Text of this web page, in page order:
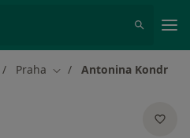
Praha Změna města
Antonina Kondr